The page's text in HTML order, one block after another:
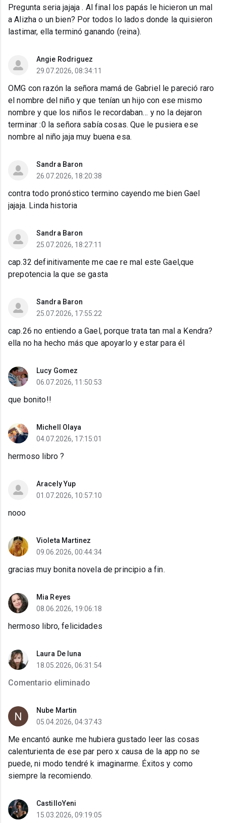
Pregunta seria jajaja . Al final los papás le hicieron un mal
a Alizha o un bien? Por todos lo lados donde la quisieron
lastimar, ella terminó ganando (reina).
Angie Rodriguez
29.07.2026, 08:34:11
OMG con razón la señora mamá de Gabriel le pareció raro
el nombre del niño y que tenían un hijo con ese mismo
nombre y que los niños le recordaban… y no la dejaron
terminar :0 la señora sabía cosas. Que le pusiera ese
nombre al niño jaja muy buena esa.
Sandra Baron
26.07.2026, 18:20:38
contra todo pronóstico termino cayendo me bien Gael
jajaja. Linda historia
Sandra Baron
25.07.2026, 18:27:11
cap.32 definitivamente me cae re mal este Gael,que
prepotencia la que se gasta
Sandra Baron
25.07.2026, 17:55:22
cap.26 no entiendo a Gael, porque trata tan mal a Kendra?
ella no ha hecho más que apoyarlo y estar para él
Lucy Gomez
06.07.2026, 11:50:53
que bonito!!
Michell Olaya
04.07.2026, 17:15:01
hermoso libro ?
Aracely Yup
01.07.2026, 10:57:10
nooo
Violeta Martinez
09.06.2026, 00:44:34
gracias muy bonita novela de principio a fin.
Mia Reyes
08.06.2026, 19:06:18
hermoso libro, felicidades
Laura De luna
18.05.2026, 06:31:54
Comentario eliminado
Nube Martin
05.04.2026, 04:37:43
Me encantó aunke me hubiera gustado leer las cosas
calenturienta de ese par pero x causa de la app no se
puede, ni modo tendré k imaginarme. Éxitos y como
siempre la recomiendo.
CastilloYeni
15.03.2026, 09:19:05